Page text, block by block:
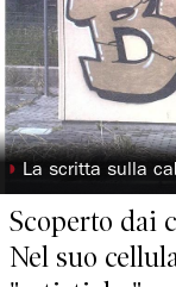
◗ La scritta sulla
Scoperto dai
Nel suo